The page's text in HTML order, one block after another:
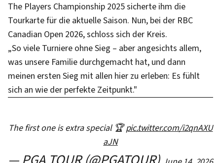
The Players Championship 2025 sicherte ihm die
Tourkarte für die aktuelle Saison. Nun, bei der RBC
Canadian Open 2026, schloss sich der Kreis.
„So viele Turniere ohne Sieg – aber angesichts allem,
was unsere Familie durchgemacht hat, und dann
meinen ersten Sieg mit allen hier zu erleben: Es fühlt
sich an wie der perfekte Zeitpunkt."
The first one is extra special 🏆pic.twitter.com/i2qnAXU
aJN